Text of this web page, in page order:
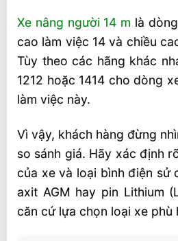
Xe nâng người 14 m là
cao làm việc 14 và chiều
Tùy theo các hãng khác
1212 hoặc 1414 cho dòng
làm việc này.
Vì vậy, khách hàng đừng
so sánh giá. Hãy xác định
của xe và loại bình điện sử
axit AGM hay pin Lithium
căn cứ lựa chọn loại xe phù